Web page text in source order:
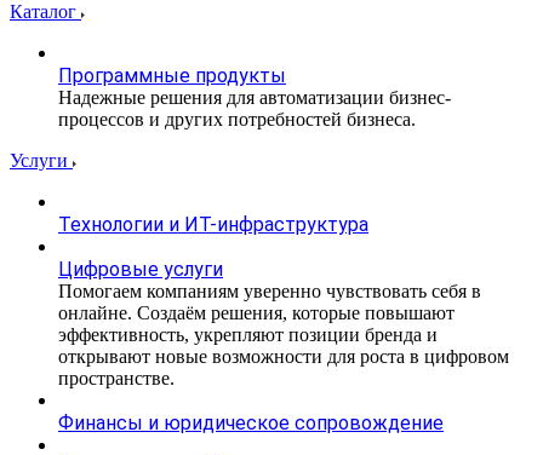
Каталог
Программные продукты
Надежные решения для автоматизации бизнес-
процессов и других потребностей бизнеса.
Услуги
Технологии и ИТ-инфраструктура
Цифровые услуги
Помогаем компаниям уверенно чувствовать себя в
онлайне. Создаём решения, которые повышают
эффективность, укрепляют позиции бренда и
открывают новые возможности для роста в цифровом
пространстве.
Финансы и юридическое сопровождение